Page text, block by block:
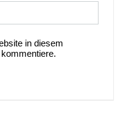
in diesem